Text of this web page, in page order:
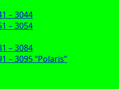
– 3044
– 3054
– 3084
– 3095 “Polaris”